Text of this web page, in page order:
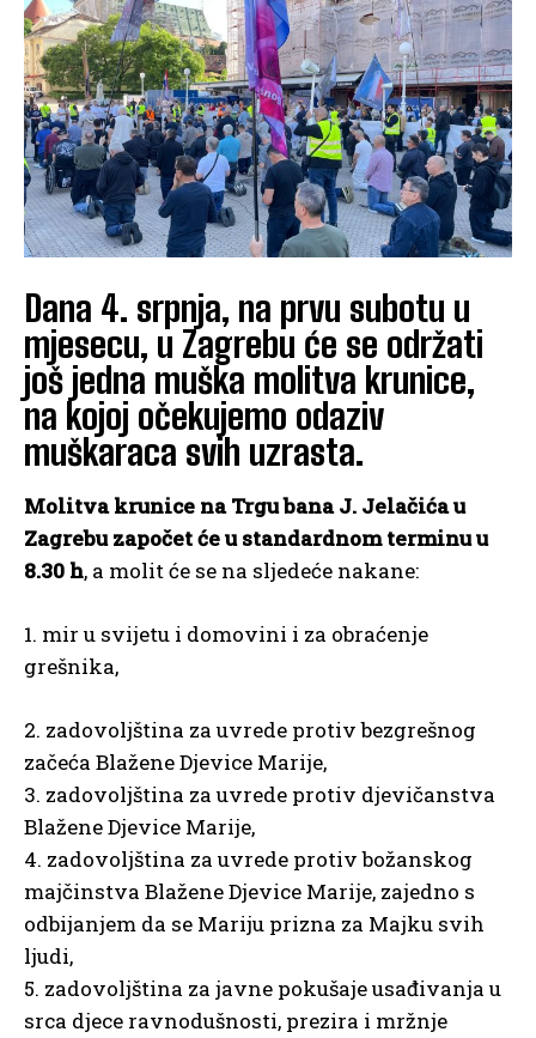
Dana 4. srpnja, na prvu subotu u
mjesecu, u Zagrebu će se održati
još jedna muška molitva krunice,
na kojoj očekujemo odaziv
muškaraca svih uzrasta.
Molitva krunice na Trgu bana J. Jelačićau
Zagrebu započet će u standardnom terminu u
8.30 h, a molit će se na sljedeće nakane:
1. mir u svijetu i domovini i za obraćenje
grešnika,
2. zadovoljština za uvrede protiv bezgrešnog
začeća Blažene Djevice Marije,
3. zadovoljština za uvrede protiv djevičanstva
Blažene Djevice Marije,
4. zadovoljština za uvrede protiv božanskog
majčinstva Blažene Djevice Marije, zajedno s
odbijanjem da se Mariju prizna za Majku svih
ljudi,
5. zadovoljština za javne pokušaje usađivanja u
srca djece ravnodušnosti, prezira i mržnje